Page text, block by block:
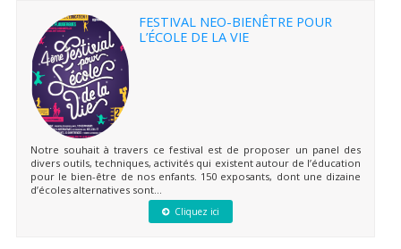
FESTIVAL NEO-BIENÊTRE POUR
L’ÉCOLE DE LA VIE
Notre souhait à travers ce festival est de proposer un panel des
divers outils, techniques, activités qui existent autour de l’éducation
pour le bien-être de nos enfants. 150 exposants, dont une dizaine
d’écoles alternatives sont...
Cliquez ici